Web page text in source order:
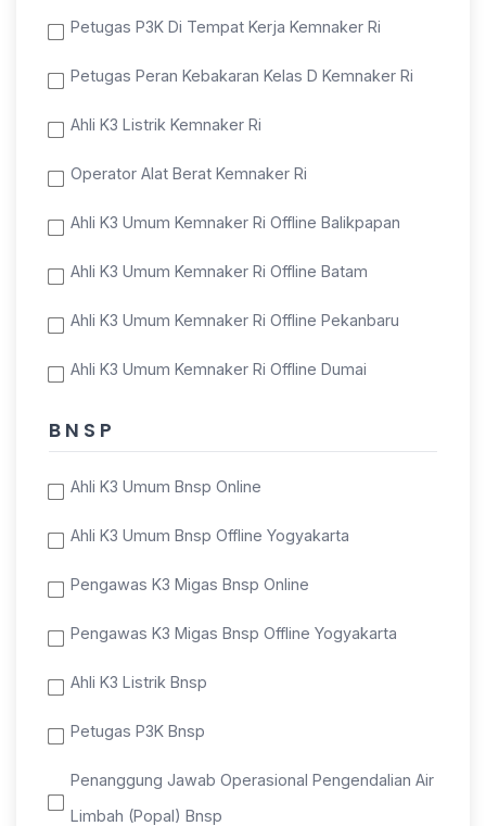
Petugas P3K Di Tempat Kerja Kemnaker Ri
Petugas Peran Kebakaran Kelas D Kemnaker Ri
Ahli K3 Listrik Kemnaker Ri
Operator Alat Berat Kemnaker Ri
Ahli K3 Umum Kemnaker Ri Offline Balikpapan
Ahli K3 Umum Kemnaker Ri Offline Batam
Ahli K3 Umum Kemnaker Ri Offline Pekanbaru
Ahli K3 Umum Kemnaker Ri Offline Dumai
B N S P
Ahli K3 Umum Bnsp Online
Ahli K3 Umum Bnsp Offline Yogyakarta
Pengawas K3 Migas Bnsp Online
Pengawas K3 Migas Bnsp Offline Yogyakarta
Ahli K3 Listrik Bnsp
Petugas P3K Bnsp
Penanggung Jawab Operasional Pengendalian Air
Limbah (Popal) Bnsp